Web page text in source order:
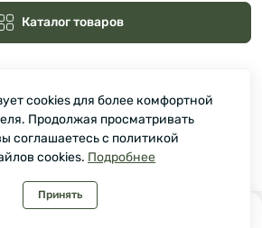
0
Каталог товаров
Зелмарт © 2026
cookies для более комфортной
Продолжая просматривать
соглашаетесь с политикой
cookies. Подробнее
Принять